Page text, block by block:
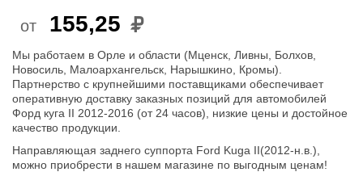
от 155,25
Мы работаем в Орле и области (Мценск, Ливны, Болхов,
Новосиль, Малоархангельск, Нарышкино, Кромы).
Партнерство с крупнейшими поставщиками обеспечивает
оперативную доставку заказных позиций для автомобилей
Форд куга II 2012-2016 (от 24 часов), низкие цены и достойное
качество продукции.
Направляющая заднего суппорта Ford Kuga II(2012-н.в.),
можно приобрести в нашем магазине по выгодным ценам!